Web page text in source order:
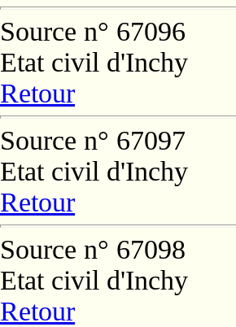
Source n° 67096
Etat civil d'Inchy
Retour
Source n° 67097
Etat civil d'Inchy
Retour
Source n° 67098
Etat civil d'Inchy
Retour